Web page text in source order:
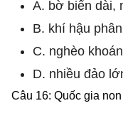
A. bờ biển dài,
B. khí hậu
C. nghèo
D. nhiều đảo
Câu 16: Quốc gia